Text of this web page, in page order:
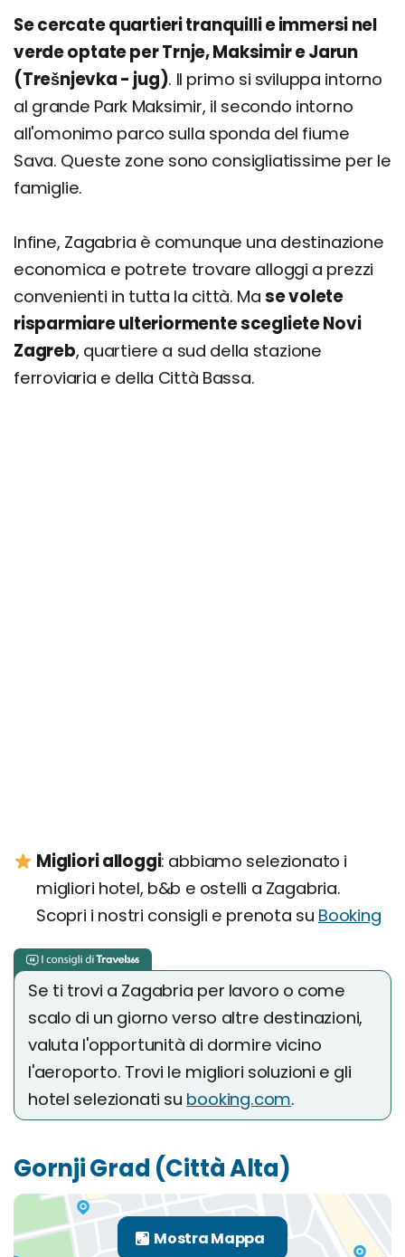
Se cercate quartieri tranquilli e immersi nel
verde optate per Trnje, Maksimir e Jarun
(Trešnjevka - jug). Il primo si sviluppa intorno
al grande Park Maksimir, il secondo intorno
all'omonimo parco sulla sponda del fiume
Sava. Queste zone sono consigliatissime per le
famiglie.
Infine, Zagabria è comunque una destinazione
economica e potrete trovare alloggi a prezzi
convenienti in tutta la città. Mase volete
risparmiare ulteriormente scegliete Novi
Zagreb, quartiere a sud della stazione
ferroviaria e della Città Bassa.
Migliori alloggi: abbiamo selezionato i
migliori hotel, b&b e ostelli a Zagabria.
Scopri i nostri consigli e prenota su Booking
Se ti trovi a Zagabria per lavoro o come
scalo di un giorno verso altre destinazioni,
valuta l'opportunità di dormire vicino
l'aeroporto. Trovi le migliori soluzioni e gli
hotel selezionati su booking.com.
Gornji Grad (Città Alta)